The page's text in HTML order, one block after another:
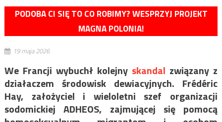
PODOBA CI SIĘ TO CO ROBIMY? WESPRZYJ PROJEKT
MAGNA POLONIA!
19 maja 2026
We Francji wybuchł kolejny skandal związany z
działaczem środowisk dewiacyjnych. Frédéric
Hay, założyciel i wieloletni szef organizacji
sodomickiej ADHEOS, zajmującej się pomocą